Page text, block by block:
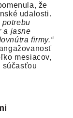
že
udalosti.
potrebu
a jasne
firmy.“
mesiacov,
súčasťou